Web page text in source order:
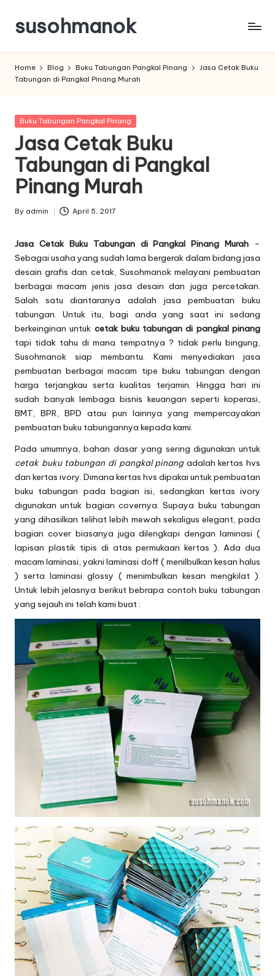
Skip
content
susohmanok
Home Blog Buku Tabungan Pangkal Pinang
Jasa Cetak Buku
Tabungan di Pangkal Pinang Murah
Posted
Buku Tabungan Pangkal Pinang
Jasa Cetak Buku
Tabungan di Pangkal
Pinang Murah
Posted
By admin April 5, 2017
Jasa Cetak Buku Tabungan di Pangkal Pinang Murah –
Sebagai usaha yang sudah lama bergerak dalam bidang jasa
desain grafis dan cetak, Susohmanok melayani pembuatan
berbagai macam jenis jasa desain dan juga percetakan.
Salah satu diantaranya adalah jasa pembuatan buku
tabungan. Untuk itu, bagi anda yang saat ini sedang
berkeinginan untuk cetak buku tabungan di pangkal pinang
tapi tidak tahu di mana tempatnya ? tidak perlu bingung,
Susohmanok siap membantu. Kami menyediakan jasa
pembuatan berbagai macam tipe buku tabungan dengan
harga terjangkau serta kualitas terjamin. Hingga hari ini
sudah banyak lembaga bisnis keuangan seperti koperasi,
BMT, BPR, BPD atau pun lainnya yang mempercayakan
pembuatan buku tabungannya kepada kami.
Pada umumnya, bahan dasar yang sering digunakan untuk
cetak buku tabungan di pangkal pinangadalah kertas hvs
dan kertas ivory. Dimana kertas hvs dipakai untuk pembuatan
buku tabungan pada bagian isi, sedangkan kertas ivory
digunakan untuk bagian covernya. Supaya buku tabungan
yang dihasilkan telihat lebih mewah sekaligus elegant, pada
bagian cover biasanya juga dilengkapi dengan laminasi (
lapisan plastik tipis di atas permukaan kertas ). Ada dua
macam laminasi, yakni laminasi doff ( menilbulkan kesan halus
) serta laminasi glossy ( menimbulkan kesan mengkilat ).
Untuk lebih jelasnya berikut bebrapa contoh buku tabungan
yang sejauh ini telah kami buat :